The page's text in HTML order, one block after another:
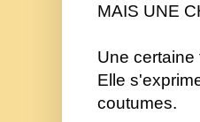
MAIS UNE
Une
Elle
coutumes.